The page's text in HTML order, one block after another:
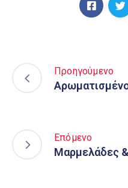
Προηγούμενο
Επόμενο
Μαρμελάδες